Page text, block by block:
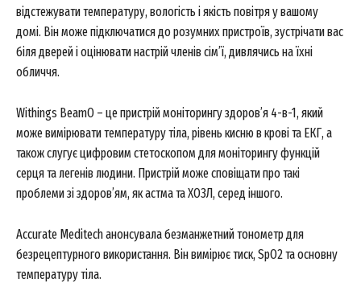
відстежувати температуру, вологість і якість повітря у вашому
домі. Він може підключатися до розумних пристроїв, зустрічати вас
біля дверей і оцінювати настрій членів сім’ї, дивлячись на їхні
обличчя.
Withings BeamO – це пристрій моніторингу здоров’я 4-в-1, який
може вимірювати температуру тіла, рівень кисню в крові та ЕКГ, а
також слугує цифровим стетоскопом для моніторингу функцій
серця та легенів людини. Пристрій може сповіщати про такі
проблеми зі здоров’ям, як астма та ХОЗЛ, серед іншого.
Accurate Meditech анонсувала безманжетний тонометр для
безрецептурного використання. Він вимірює тиск, SpO2 та основну
температуру тіла.